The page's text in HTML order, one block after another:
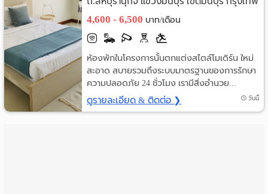
เดือน
ห้อง
พัก
ราย
วัน
4,600 - 6,500 บาท/เดือน
ห้องพักในโครงการนั้นตกแต่งสไตล์โมเดิร์น ใหม่
สะอาด สบายรวมถึงระบบมาตรฐานของการรักษา
ความปลอดภัย 24 ชั่วโมง เรามีสิ่งอำนวย...
ดูรายละเอียด & ติดต่อ ❯ วันนี้